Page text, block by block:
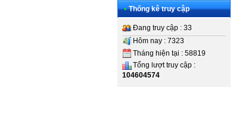
• Thống kê truy cập
Đang truy cập : 33
Hôm nay : 7323
Tháng hiện tại : 58819
Tổng lượt truy cập :
104604574